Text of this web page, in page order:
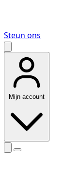
Steun ons
Mijn account